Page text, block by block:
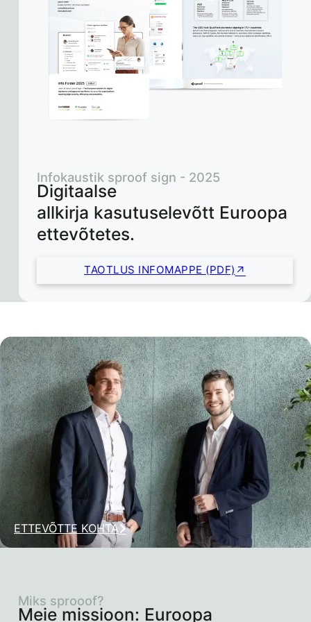
Digitaalse
allkirja kasutuselevõtt Euroopa
ettevõtetes.
Infokaustik sproof sign - 2025
TAOTLUS INFOMAPPE (PDF)
ETTEVÕTTE KOHTA
Meie missioon: Euroopa
Miks sprooof?